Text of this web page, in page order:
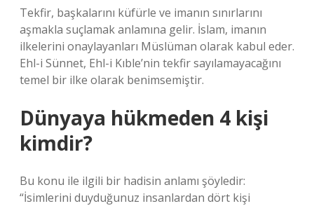
Tekfir, başkalarını küfürle ve imanın sınırlarını
aşmakla suçlamak anlamına gelir. İslam, imanın
ilkelerini onaylayanları Müslüman olarak kabul eder.
Ehl-i Sünnet, Ehl-i Kıble’nin tekfir sayılamayacağını
temel bir ilke olarak benimsemiştir.
Dünyaya hükmeden 4 kişi
kimdir?
Bu konu ile ilgili bir hadisin anlamı şöyledir:
“İsimlerini duyduğunuz insanlardan dört kişi